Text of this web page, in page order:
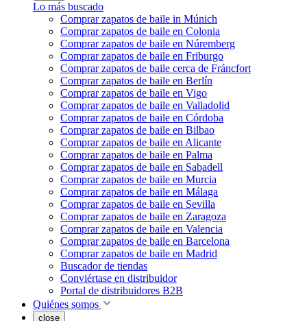
Lo más buscado
Comprar zapatos de baile in Múnich
Comprar zapatos de baile en Colonia
Comprar zapatos de baile en Núremberg
Comprar zapatos de baile en Friburgo
Comprar zapatos de baile cerca de Fráncfort
Comprar zapatos de baile en Berlín
Comprar zapatos de baile en Vigo
Comprar zapatos de baile en Valladolid
Comprar zapatos de baile en Córdoba
Comprar zapatos de baile en Bilbao
Comprar zapatos de baile en Alicante
Comprar zapatos de baile en Palma
Comprar zapatos de baile en Sabadell
Comprar zapatos de baile en Murcia
Comprar zapatos de baile en Málaga
Comprar zapatos de baile en Sevilla
Comprar zapatos de baile en Zaragoza
Comprar zapatos de baile en Valencia
Comprar zapatos de baile en Barcelona
Comprar zapatos de baile en Madrid
Buscador de tiendas
Conviértase en distribuidor
Portal de distribuidores B2B
Quiénes somos
close